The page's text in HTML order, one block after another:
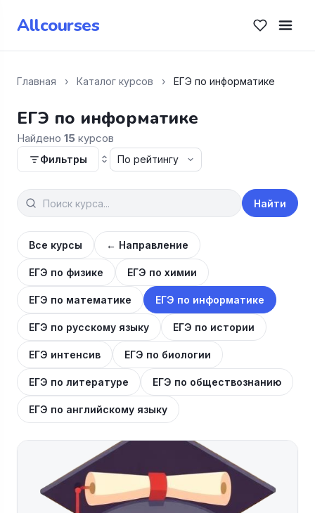
Allcourses
Главная › Каталог курсов › ЕГЭ по информатике
ЕГЭ по информатике
Найдено 15 курсов
Фильтры
Найти
Все курсы ← Направление
ЕГЭ по физике ЕГЭ по химии
ЕГЭ по математике ЕГЭ по информатике
ЕГЭ по русскому языку ЕГЭ по истории
ЕГЭ интенсив ЕГЭ по биологии
ЕГЭ по литературе ЕГЭ по обществознанию
ЕГЭ по английскому языку